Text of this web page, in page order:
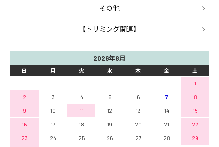
その他
【トリミング関連】
2026年8月
日 月 火 水 木 金
土
1
2 3 4 5 6 7 8
9 10 11 12 13 14 15
16 17 18 19 20 21 22
23 24 25 26 27 28 29